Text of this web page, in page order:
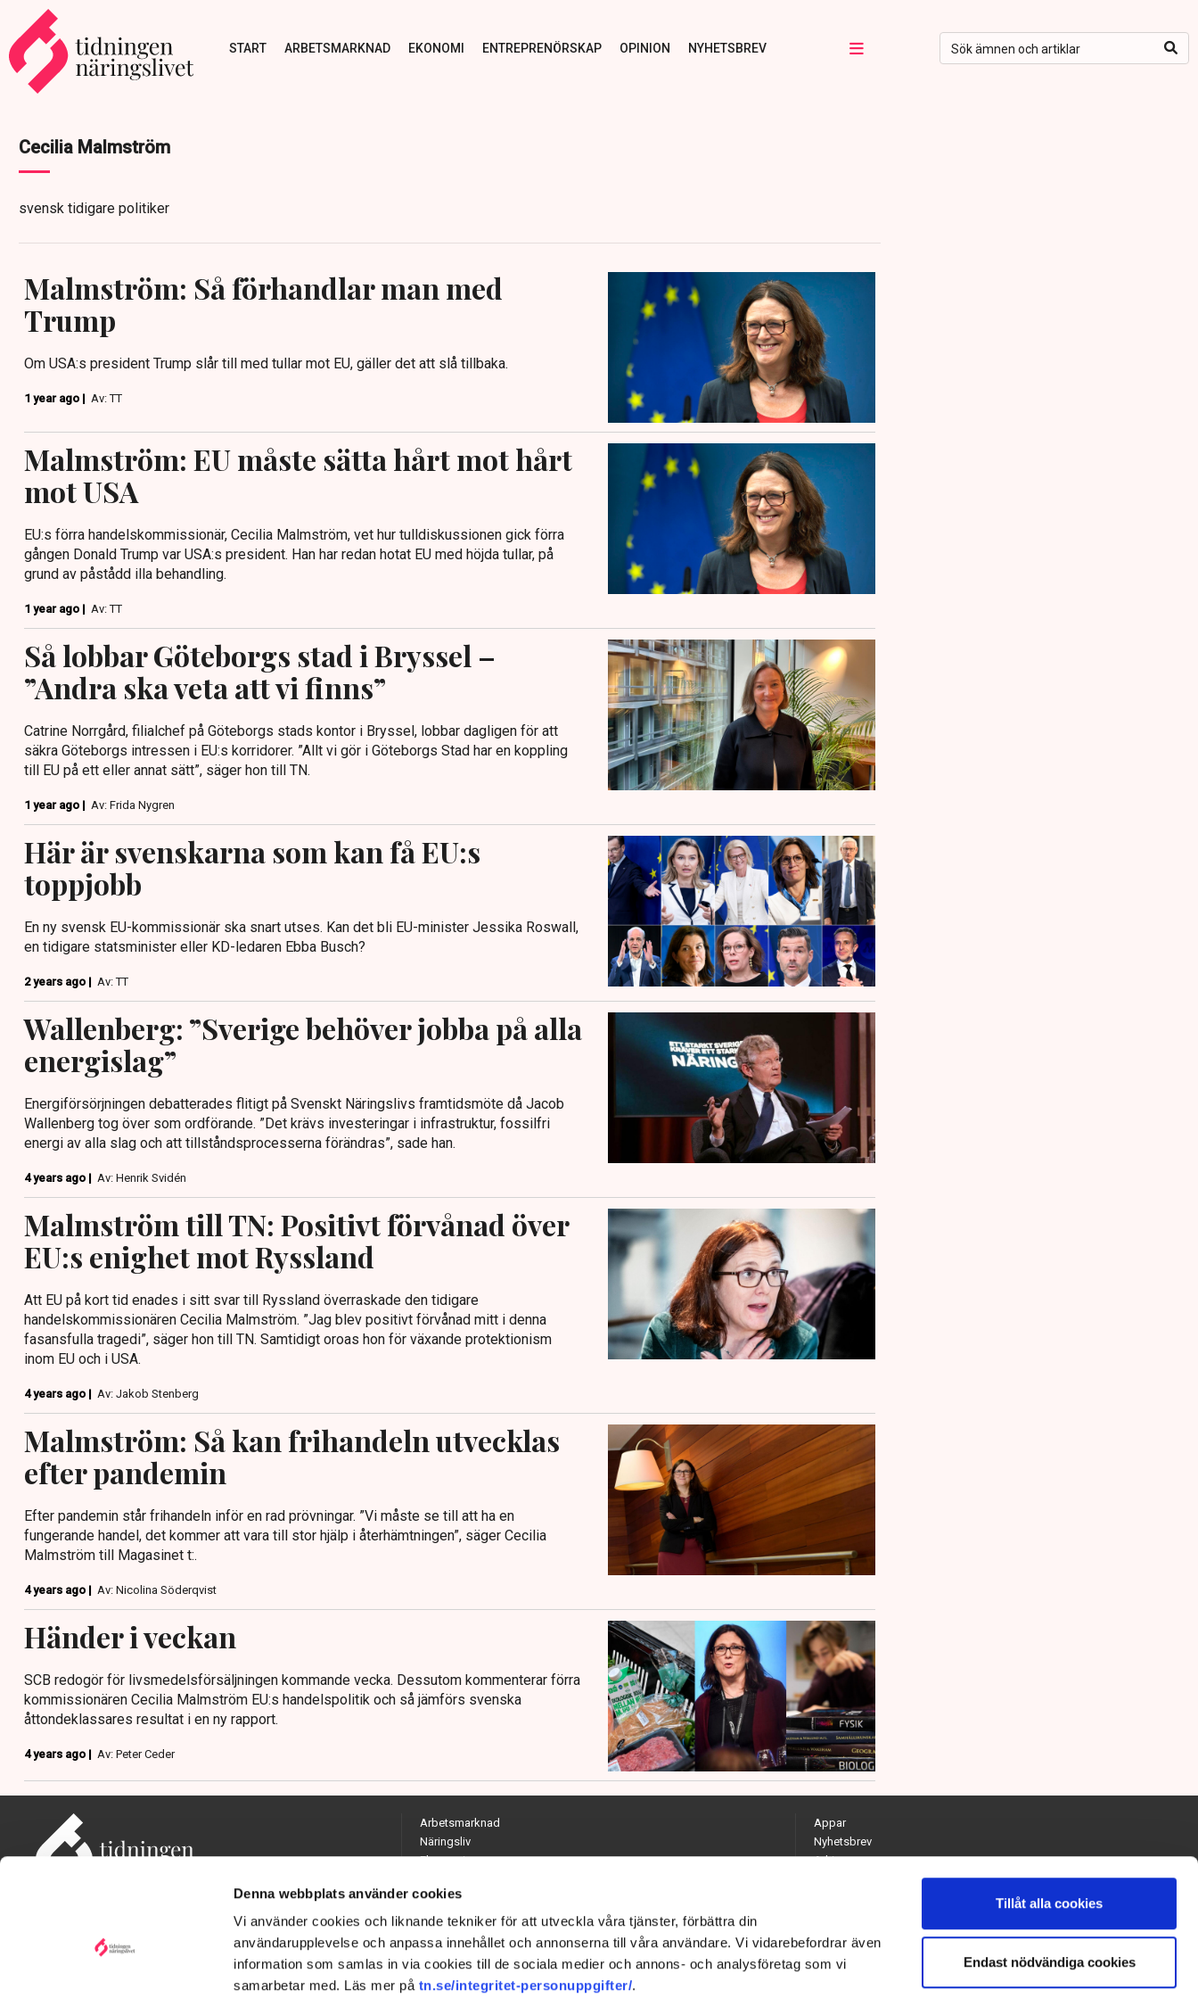
Denna webbplats använder cookies
Vi använder cookies och liknande tekniker för att utveckla våra tjänster, förbättra din
användarupplevelse och anpassa innehållet och annonserna till våra användare. Vi vidarebefordrar även
information som samlas in via cookies till de sociala medier och annons- och analysföretag som vi
samarbetar med. Läs mer på tn.se/integritet-personuppgifter/.
Tillåt alla cookies
Endast nödvändiga cookies
START ARBETSMARKNAD EKONOMI ENTREPRENÖRSKAP OPINION NYHETSBREV
Cecilia Malmström
svensk tidigare politiker
Malmström: Så förhandlar man med
Trump
Om USA:s president Trump slår till med tullar mot EU, gäller det att slå tillbaka.
1 year ago | Av: TT
Malmström: EU måste sätta hårt mot hårt
mot USA
EU:s förra handelskommissionär, Cecilia Malmström, vet hur tulldiskussionen gick förra
gången Donald Trump var USA:s president. Han har redan hotat EU med höjda tullar, på
grund av påstådd illa behandling.
1 year ago | Av: TT
Så lobbar Göteborgs stad i Bryssel –
”Andra ska veta att vi finns”
Catrine Norrgård, filialchef på Göteborgs stads kontor i Bryssel, lobbar dagligen för att
säkra Göteborgs intressen i EU:s korridorer. ”Allt vi gör i Göteborgs Stad har en koppling
till EU på ett eller annat sätt”, säger hon till TN.
1 year ago | Av: Frida Nygren
Här är svenskarna som kan få EU:s
toppjobb
En ny svensk EU-kommissionär ska snart utses. Kan det bli EU-minister Jessika Roswall,
en tidigare statsminister eller KD-ledaren Ebba Busch?
2 years ago | Av: TT
Wallenberg: ”Sverige behöver jobba på alla
energislag”
Energiförsörjningen debatterades flitigt på Svenskt Näringslivs framtidsmöte då Jacob
Wallenberg tog över som ordförande. ”Det krävs investeringar i infrastruktur, fossilfri
energi av alla slag och att tillståndsprocesserna förändras”, sade han.
4 years ago | Av: Henrik Svidén
Malmström till TN: Positivt förvånad över
EU:s enighet mot Ryssland
Att EU på kort tid enades i sitt svar till Ryssland överraskade den tidigare
handelskommissionären Cecilia Malmström. ”Jag blev positivt förvånad mitt i denna
fasansfulla tragedi”, säger hon till TN. Samtidigt oroas hon för växande protektionism
inom EU och i USA.
4 years ago | Av: Jakob Stenberg
Malmström: Så kan frihandeln utvecklas
efter pandemin
Efter pandemin står frihandeln inför en rad prövningar. ”Vi måste se till att ha en
fungerande handel, det kommer att vara till stor hjälp i återhämtningen”, säger Cecilia
Malmström till Magasinet t:.
4 years ago | Av: Nicolina Söderqvist
Händer i veckan
SCB redogör för livsmedelsförsäljningen kommande vecka. Dessutom kommenterar förra
kommissionären Cecilia Malmström EU:s handelspolitik och så jämförs svenska
åttondeklassares resultat i en ny rapport.
4 years ago | Av: Peter Ceder
Adress: Tidningen Näringslivet, 114 82 Stockholm
Besöksadress: Storgatan 19, Stockholm
Arbetsmarknad
Näringsliv
Ekonomi
Opinion
Hållbarhet
Utrikes
Quiz
Appar
Nyhetsbrev
Arkiv
Kontakta redaktionen
Chefredaktör och ansvarig utgivare: